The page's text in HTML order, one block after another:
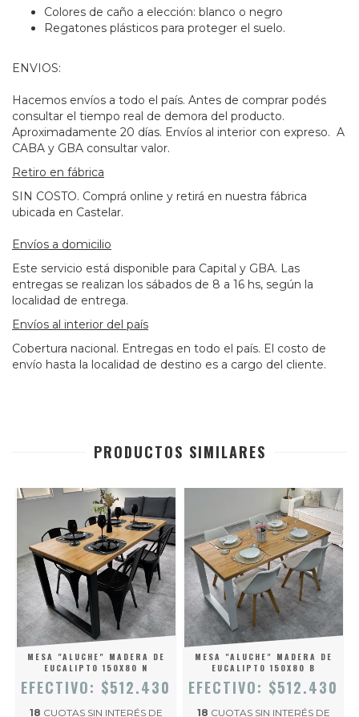
Colores de caño a elección: blanco o negro
Regatones plásticos para proteger el suelo.
ENVIOS:
Hacemos envíos a todo el país. Antes de comprar podés
consultar el tiempo real de demora del producto.
Aproximadamente 20 días. Envíos al interior con expreso. A
CABA y GBA consultar valor.
Retiro en fábrica
SIN COSTO. Comprá online y retirá en nuestra fábrica
ubicada en Castelar.
Envíos a domicilio
Este servicio está disponible para Capital y GBA. Las
entregas se realizan los sábados de 8 a 16 hs, según la
localidad de entrega.
Envíos al interior del país
Cobertura nacional. Entregas en todo el país. El costo de
envío hasta la localidad de destino es a cargo del cliente.
PRODUCTOS SIMILARES
MESA "ALUCHE" MADERA DE
EUCALIPTO 150X80 N
EFECTIVO: $512.430
18 CUOTAS SIN INTERÉS DE
MESA "ALUCHE" MADERA DE
EUCALIPTO 150X80 B
EFECTIVO: $512.430
18 CUOTAS SIN INTERÉS DE